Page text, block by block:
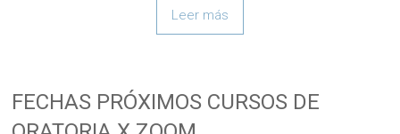
Leer más
FECHAS PRÓXIMOS CURSOS DE